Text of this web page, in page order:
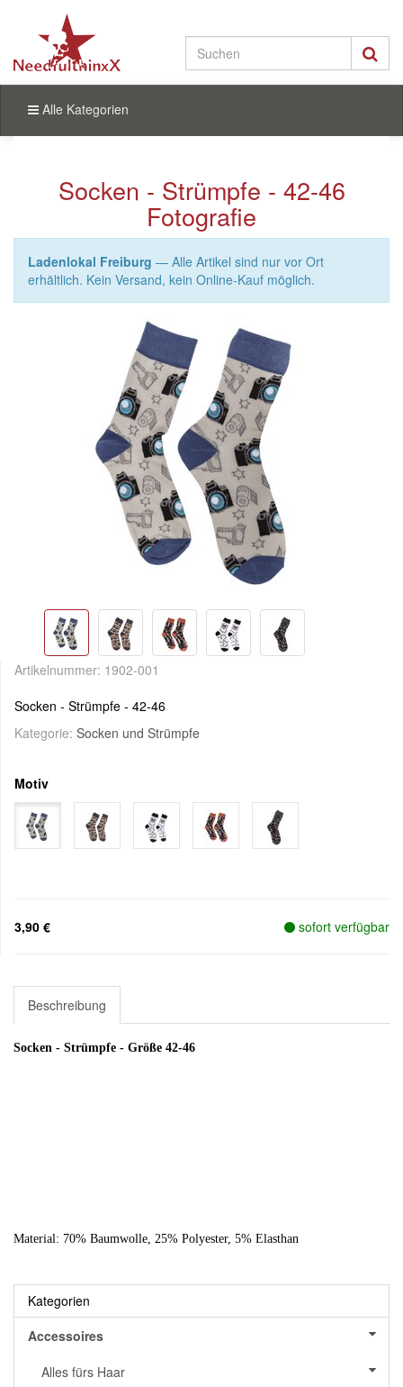
Alle Kategorien
Socken - Strümpfe - 42-46
Fotografie
Ladenlokal Freiburg — Alle Artikel sind nur vor Ort
erhältlich. Kein Versand, kein Online-Kauf möglich.
Artikelnummer: 1902-001
Socken - Strümpfe - 42-46
Kategorie: Socken und Strümpfe
Motiv
3,90 € sofort verfügbar
Beschreibung
Socken - Strümpfe - Größe 42-46
Material: 70% Baumwolle, 25% Polyester, 5% Elasthan
Kategorien
Accessoires
Alles fürs Haar